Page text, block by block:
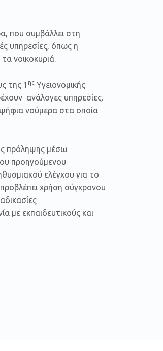
που συμβάλλει στη
υπηρεσίες, όπως η
νοικοκυριά.
της 1 ηςΥγειονομικής
ανάλογες υπηρεσίες.
νούμερα στα οποία
πρόληψης μέσω
προηγούμενου
ελέγχου για το
χρήση σύγχρονου
με εκπαιδευτικούς και